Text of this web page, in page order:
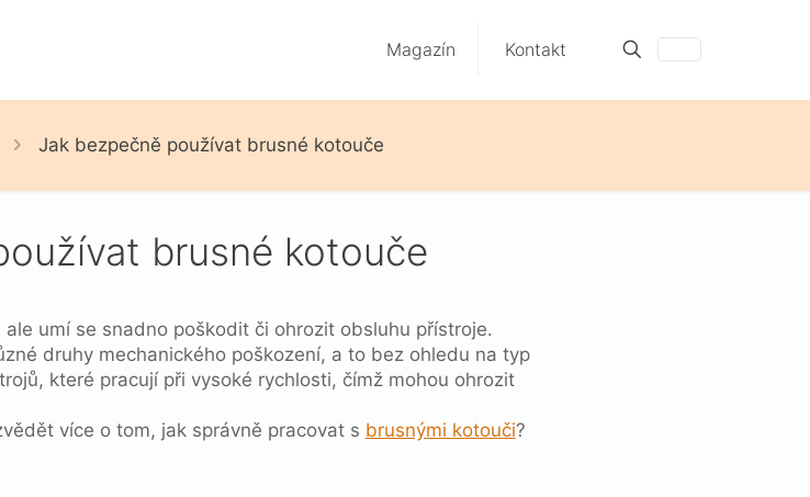
Magazín Kontakt
Jak bezpečně používat brusné kotouče
brusné kotouče
umí se snadno poškodit či ohrozit obsluhu přístroje.
druhy mechanického poškození, a to bez ohledu na typ
které pracují při vysoké rychlosti, čímž mohou ohrozit
více o tom, jak správně pracovat s brusnými kotouči?